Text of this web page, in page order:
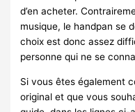
d’en acheter.
musique, le handpan se
choix est donc assez
personne qui ne se
Si vous êtes également
original et que vous